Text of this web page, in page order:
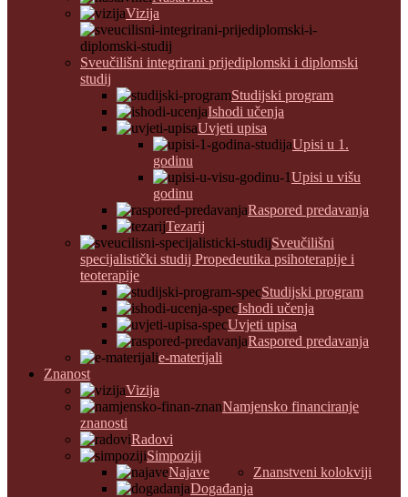
Vizija
Sveučilišni integrirani prijediplomski i diplomski
studij
Studijski program
Ishodi učenja
Uvjeti upisa
Upisi u 1.
godinu
Upisi u višu
godinu
Raspored predavanja
Tezarij
Sveučilišni
specijalistički studij Propedeutika psihoterapije i
teoterapije
Studijski program
Ishodi učenja
Uvjeti upisa
Raspored predavanja
e-materijali
Znanost
Vizija
Namjensko financiranje
znanosti
Radovi
Simpoziji
Najave
Događanja
Znanstveni kolokviji